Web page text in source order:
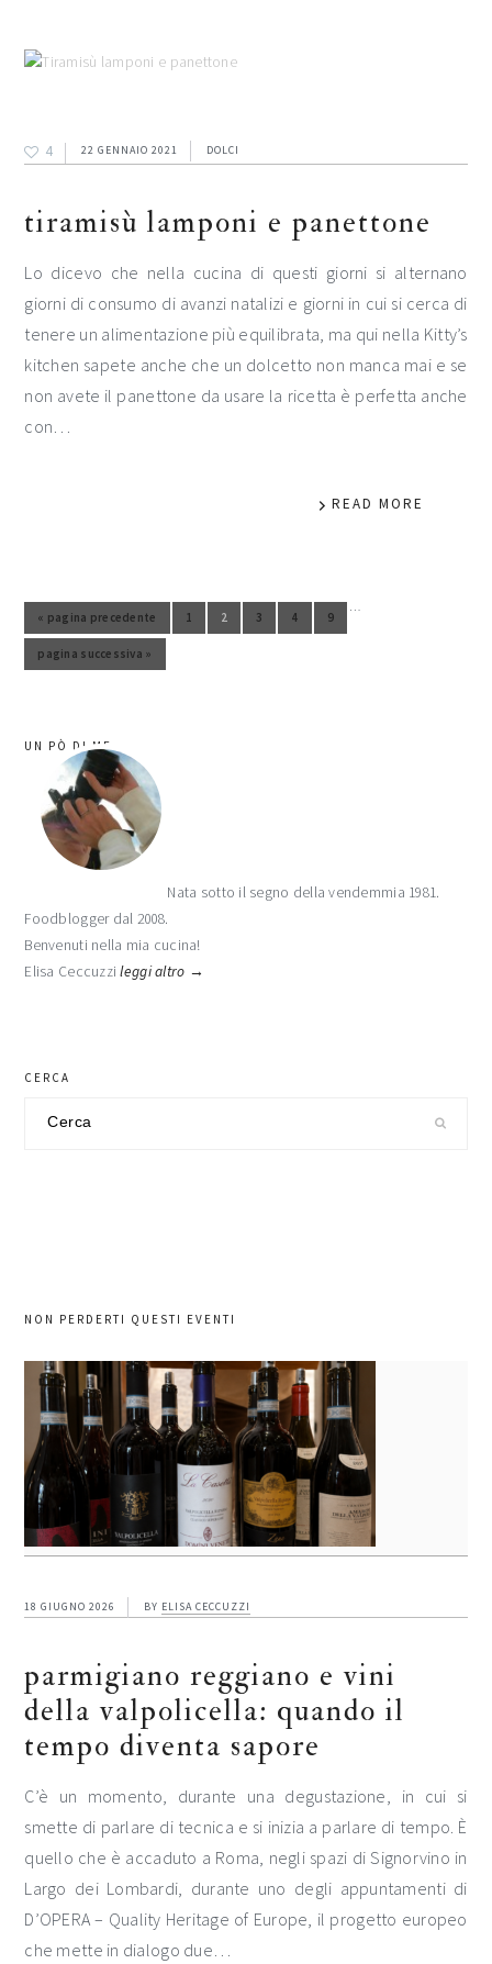
4 22 GENNAIO 2021 DOLCI
tiramisù lamponi e panettone
Lo dicevo che nella cucina di questi giorni si alternano
giorni di consumo di avanzi natalizi e giorni in cui si cerca di
tenere un alimentazione più equilibrata, ma qui nella Kitty’s
kitchen sapete anche che un dolcetto non manca mai e se
non avete il panettone da usare la ricetta è perfetta anche
con…
READ MORE
«
Vai alla
pagina precedente
Vai alla pagina
1
Vai alla pagina
2
Vai alla pagina
3
Vai alla pagina
4
Pagine interim omesse
…
9
Vai alla
pagina successiva »
barra
laterale
primaria
UN PÒ DI ME
Nata sotto il segno della vendemmia 1981.
Foodblogger dal 2008.
Benvenuti nella mia cucina!
Elisa Ceccuzzileggi altro →
CERCA
NON PERDERTI QUESTI EVENTI
18 GIUGNO 2026 BY ELISA CECCUZZI
parmigiano reggiano e vini
della valpolicella: quando il
tempo diventa sapore
C’è un momento, durante una degustazione, in cui si
smette di parlare di tecnica e si inizia a parlare di tempo. È
quello che è accaduto a Roma, negli spazi di Signorvino in
Largo dei Lombardi, durante uno degli appuntamenti di
D’OPERA – Quality Heritage of Europe, il progetto europeo
che mette in dialogo due…